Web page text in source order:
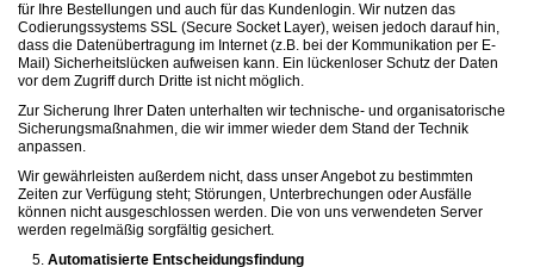
für Ihre Bestellungen und auch für das Kundenlogin. Wir nutzen das
Codierungssystems SSL (Secure Socket Layer), weisen jedoch darauf hin,
dass die Datenübertragung im Internet (z.B. bei der Kommunikation per E-
Mail) Sicherheitslücken aufweisen kann. Ein lückenloser Schutz der Daten
vor dem Zugriff durch Dritte ist nicht möglich.
Zur Sicherung Ihrer Daten unterhalten wir technische- und organisatorische
Sicherungsmaßnahmen, die wir immer wieder dem Stand der Technik
anpassen.
Wir gewährleisten außerdem nicht, dass unser Angebot zu bestimmten
Zeiten zur Verfügung steht; Störungen, Unterbrechungen oder Ausfälle
können nicht ausgeschlossen werden. Die von uns verwendeten Server
werden regelmäßig sorgfältig gesichert.
Automatisierte Entscheidungsfindung